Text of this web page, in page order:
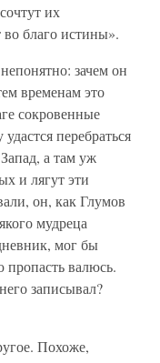
их
благо истины».
зачем он
временам это
сокровенные
перебраться
а там уж
и лягут эти
он, как Глумов
мудреца
мог бы
валюсь.
записывал?
Похоже,